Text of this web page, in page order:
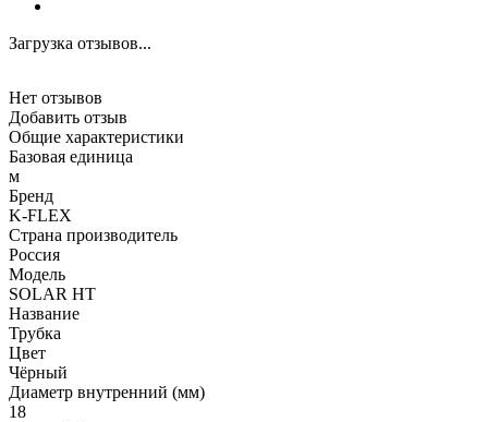
Загрузка отзывов...
Нет отзывов
Добавить отзыв
Общие характеристики
Базовая единица
м
Бренд
K-FLEX
Страна производитель
Россия
Модель
SOLAR HT
Название
Трубка
Цвет
Чёрный
Диаметр внутренний (мм)
18